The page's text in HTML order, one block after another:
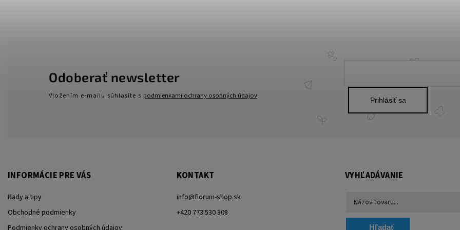
Odoberať newsletter
Vložením e-mailu súhlasíte s podmienkami ochrany osobných údajov
Prihlásiť sa
INFORMÁCIE PRE VÁS
Rady a tipy
Obchodné podmienky
Podmienky ochrany osobných údajov
KONTAKT
info@florum-shop.sk
+420 773 530 808
VYHĽADÁVANIE
Hľadať